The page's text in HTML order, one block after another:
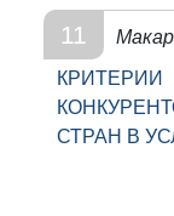
11
КРИТЕРИИ
СТРАН В